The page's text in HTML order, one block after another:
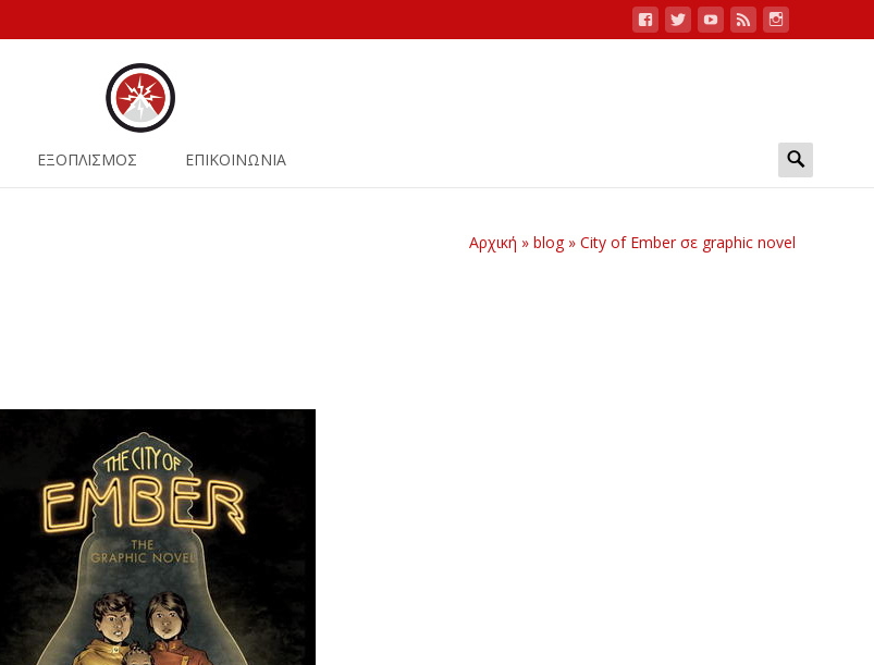
ΕΞΟΠΛΙΣΜΟΣ ΕΠΙΚΟΙΝΩΝΙΑ
Search
for:
Αρχική » blog » City of Ember σε graphic novel